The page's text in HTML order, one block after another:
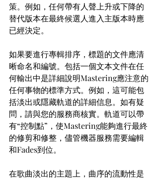
策。例如，任何帶有人聲上升或下降的
替代版本在最終候選人進入主版本時應
已經決定。
如果要進行專輯排序，標題的文件應清
晰命名和編號。包括一個文本文件在任
何輸出中是詳細說明Mastering應注意的
任何事物的標準方式。例如，這可能包
括淡出或隱藏軌道的詳細信息。如有疑
問，請與您的服務商核實。軌道可以帶
有“控制點”，使Mastering能夠進行最終
的修剪和修整，儘管機器服務需要編輯
和Fades到位。
在歌曲淡出的主題上，曲序的流動性是